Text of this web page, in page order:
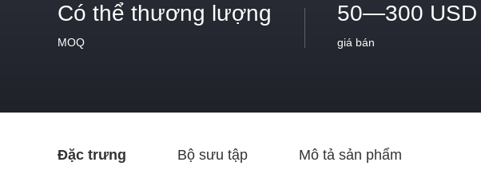
Có thể thương lượng
MOQ
50—300 USD
giá bán
Đặc trưng Bộ sưu tập Mô tả sản phẩm